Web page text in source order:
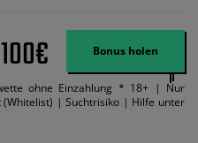
100€ Bonus holen
ohne Einzahlung * 18+ | Nur
| Suchtrisiko | Hilfe unter